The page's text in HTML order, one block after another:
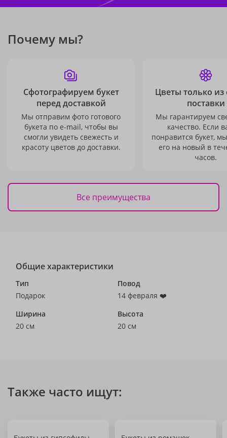
Почему мы?
Сфотографируем букет
перед доставкой
Мы отправим фото готового
букета по e-mail, чтобы вы
смогли увидеть свежесть и
красоту цветов до доставки.
Цветы только из
поставки
Мы гарантируем
качество. Если
понравится букет,
его на новый в
часов.
Все преимущества
Общие характеристики
Тип
Подарок
Повод
14 февраля ❤️
Ширина
20 см
Высота
20 см
Также часто ищут: